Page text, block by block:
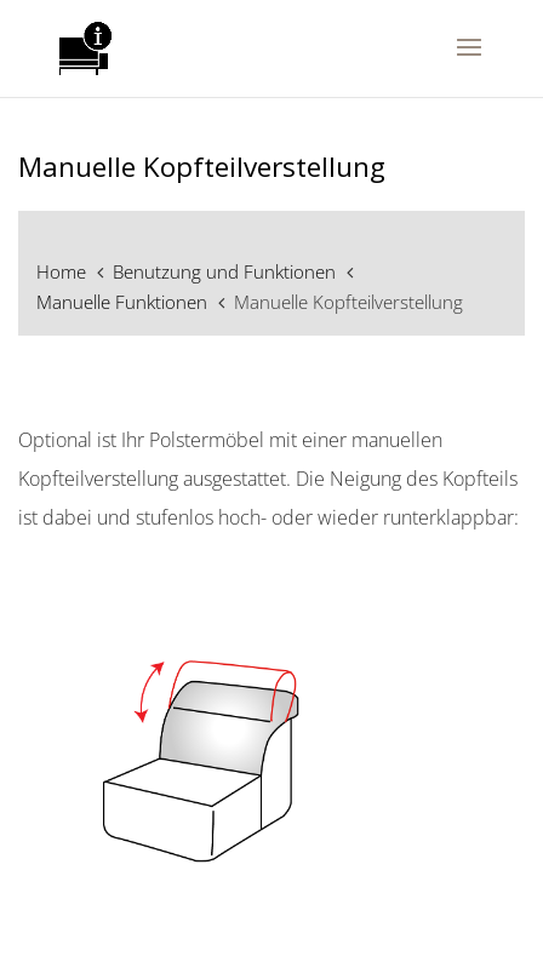
Manuelle Kopfteilverstellung
Home
Benutzung und Funktionen
Manuelle Funktionen
Manuelle Kopfteilverstellung
Optional ist Ihr Polstermöbel mit einer manuellen
Kopfteilverstellung ausgestattet. Die Neigung des Kopfteils
ist dabei und stufenlos hoch- oder wieder runterklappbar: